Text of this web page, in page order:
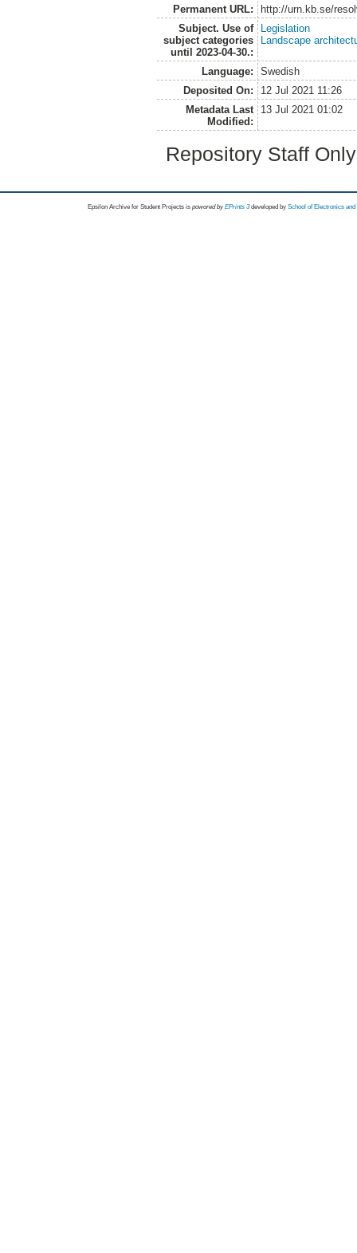
Permanent URL:
http://urn.kb.se/
Subject. Use of
subject categories
until 2023-04-30.:
Legislation
Landscape
Language:
Swedish
Deposited On:
12 Jul 2021 11:26
Metadata Last
Modified:
13 Jul 2021 01:02
Repository Staff
Epsilon Archive for Student Projects is powored byEPrints 3 developed by School of Electronics